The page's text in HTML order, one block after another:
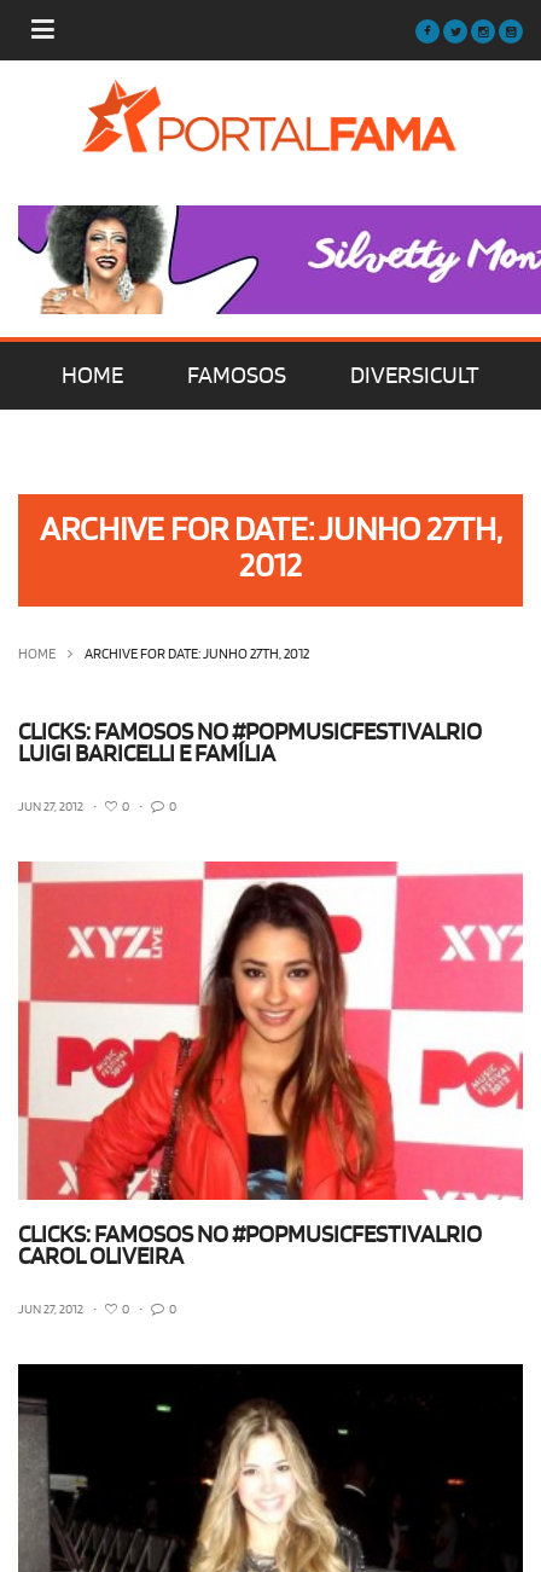
HOME FAMOSOS DIVERSICULT
ARCHIVE FOR DATE: JUNHO 27TH,
2012
HOME ARCHIVE FOR DATE: JUNHO 27TH, 2012
CLICKS: FAMOSOS NO #POPMUSICFESTIVALRIO
LUIGI BARICELLI E FAMÍLIA
JUN 27, 2012 • 0 • 0
CLICKS: FAMOSOS NO #POPMUSICFESTIVALRIO
CAROL OLIVEIRA
JUN 27, 2012 • 0 • 0